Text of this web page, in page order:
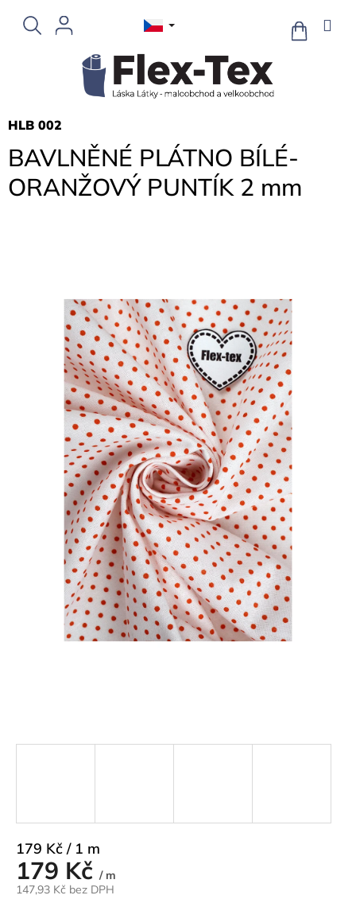
obsah
NÁKUPNÍ
KOŠÍK
BAVLNĚNÉ PLÁTNO BÍLÉ-
ORANŽOVÝ PUNTÍK 2 mm
HLB 002
179 Kč / m
147,93 Kč bez DPH
Měrná
cena:
179 Kč / 1 m